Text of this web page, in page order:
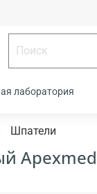
лаборатория
Шпатели